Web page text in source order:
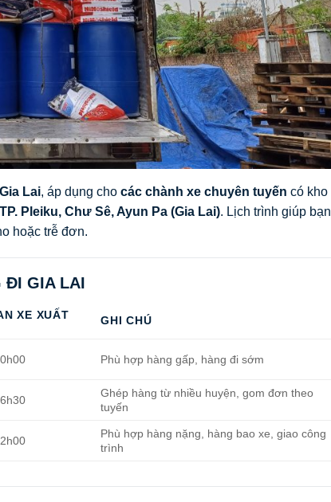
Lai, áp dụng cho các chành xe chuyên tuyến có kho
TP. Pleiku, Chư Sê, Ayun Pa (Gia Lai). Lịch trình giúp bạn
hoặc trễ đơn.
ĐI GIA LAI
XE XUẤT
GHI CHÚ
Phù hợp hàng gấp, hàng đi sớm
Ghép hàng từ nhiều huyện, gom đơn theo
tuyến
Phù hợp hàng nặng, hàng bao xe, giao công
trình